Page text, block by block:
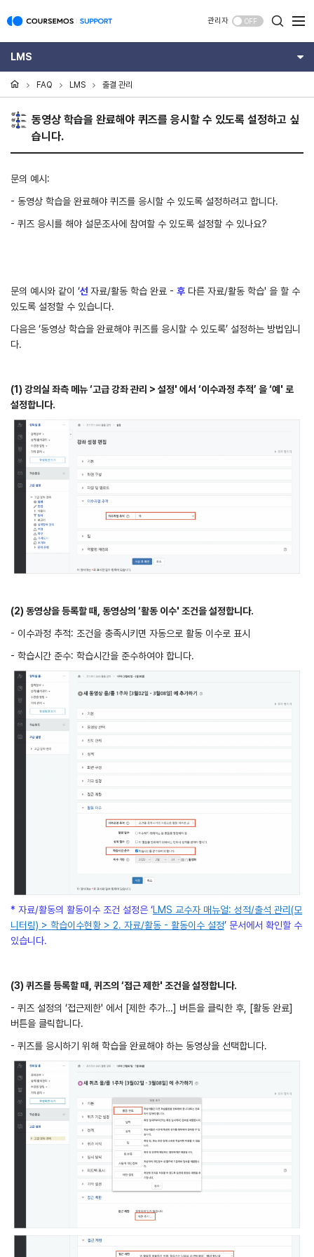
관리자 OFF
LMS
FAQ LMS 출결 관리
동영상 학습을 완료해야 퀴즈를 응시할 수 있도록 설정하고 싶
습니다.
문의 예시:
- 동영상 학습을 완료해야 퀴즈를 응시할 수 있도록 설정하려고 합니다.
- 퀴즈 응시를 해야 설문조사에 참여할 수 있도록 설정할 수 있나요?
문의 예시와 같이 ‘선 자료/활동 학습 완료 - 후 다른 자료/활동 학습' 을 할 수
있도록 설정할 수 있습니다.
다음은 ‘동영상 학습을 완료해야 퀴즈를 응시할 수 있도록’ 설정하는 방법입니
다.
(1) 강의실 좌측 메뉴 ‘고급 강좌 관리 > 설정' 에서 ‘이수과정 추적’ 을 ‘예' 로
설정합니다.
(2) 동영상을 등록할 때, 동영상의 ‘활동 이수' 조건을 설정합니다.
- 이수과정 추적: 조건을 충족시키면 자동으로 활동 이수로 표시
- 학습시간 준수: 학습시간을 준수하여야 합니다.
* 자료/활동의 활동이수 조건 설정은 ‘LMS 교수자 매뉴얼: 성적/출석 관리(모
니터링) > 학습이수현황 > 2. 자료/활동 - 활동이수 설정’ 문서에서 확인할 수
있습니다.
(3) 퀴즈를 등록할 때, 퀴즈의 ‘접근 제한' 조건을 설정합니다.
- 퀴즈 설정의 ‘접근제한' 에서 [제한 추가…] 버튼을 클릭한 후, [활동 완료]
버튼을 클릭합니다.
- 퀴즈를 응시하기 위해 학습을 완료해야 하는 동영상을 선택합니다.